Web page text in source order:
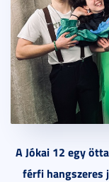
A Jókai 12 egy
férfi hangszeres